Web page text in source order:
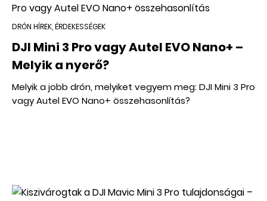
DRÓN HÍREK, ÉRDEKESSÉGEK
DJI Mini 3 Pro vagy Autel EVO Nano+ –
Melyik a nyerő?
Melyik a jobb drón, melyiket vegyem meg: DJI Mini 3 Pro
vagy Autel EVO Nano+ összehasonlítás?